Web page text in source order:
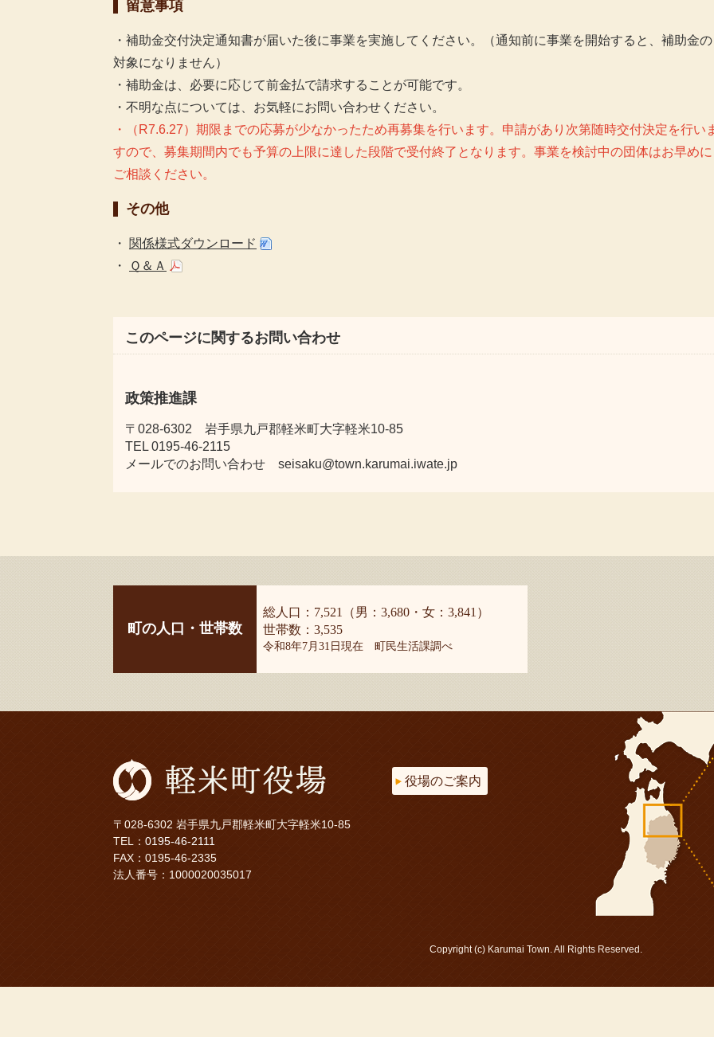
留意事項
・補助金交付決定通知書が届いた後に事業を実施してください。（通知前に事業を開始すると、補助金の
対象になりません）
・補助金は、必要に応じて前金払で請求することが可能です。
・不明な点については、お気軽にお問い合わせください。
・（R7.6.27）期限までの応募が少なかったため再募集を行います。申請があり次第随時交付決定を行い
すので、募集期間内でも予算の上限に達した段階で受付終了となります。事業を検討中の団体はお早めに
ご相談ください。
その他
・
関係様式ダウンロード
・
Ｑ＆Ａ
このページに関するお問い合わせ
政策推進課
〒028-6302 岩手県九戸郡軽米町大字軽米10-85
TEL 0195-46-2115
メールでのお問い合わせ seisaku@town.karumai.iwate.jp
町の人口・世帯数
総人口：7,521（男：3,680・女：3,841）
世帯数：3,535
令和8年7月31日現在 町民生活課調べ
〒028-6302 岩手県九戸郡軽米町大字軽米10-85
TEL： 0195-46-2111
FAX：0195-46-2335
法人番号：1000020035017
役場のご案内
Copyright (c) Karumai Town. All Rights Reserved.